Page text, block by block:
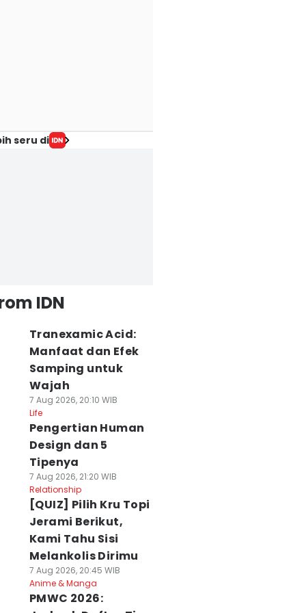
66, Ilhan
Jebol
Timnas
Agu 2026, 21:31 WIB
Menit 47, Timnas
Oratmangoen
Sport
seru di
IDN
Tranexamic Acid:
Manfaat dan Efek
Samping untuk
Wajah
7 Aug 2026, 20:10 WIB
Life
Pengertian Human
Design dan 5
Tipenya
7 Aug 2026, 21:20 WIB
Relationship
[QUIZ] Pilih Kru Topi
Jerami Berikut,
Kami Tahu Sisi
Melankolis Dirimu
7 Aug 2026, 20:45 WIB
Anime & Manga
PMWC 2026: